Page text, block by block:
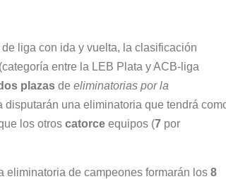
liga con ida y vuelta, la clasificación
(categoría entre la LEB Plata y ACB-liga
plazas de eliminatorias por la
una eliminatoria que tendrá
los otros catorce equipos (7 por
eliminatoria de campeones formarán los 8